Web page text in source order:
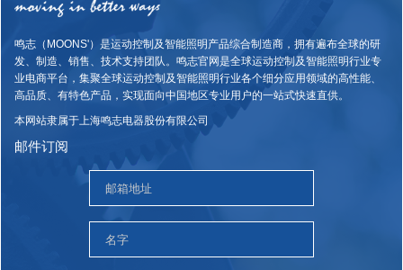
鸣志（MOONS'）是运动控制及智能照明产品综合制造商，拥有遍布全球的研
发、制造、销售、技术支持团队。鸣志官网是全球运动控制及智能照明行业专
业电商平台，集聚全球运动控制及智能照明行业各个细分应用领域的高性能、
高品质、有特色产品，实现面向中国地区专业用户的一站式快速直供。
本网站隶属于上海鸣志电器股份有限公司
邮件订阅